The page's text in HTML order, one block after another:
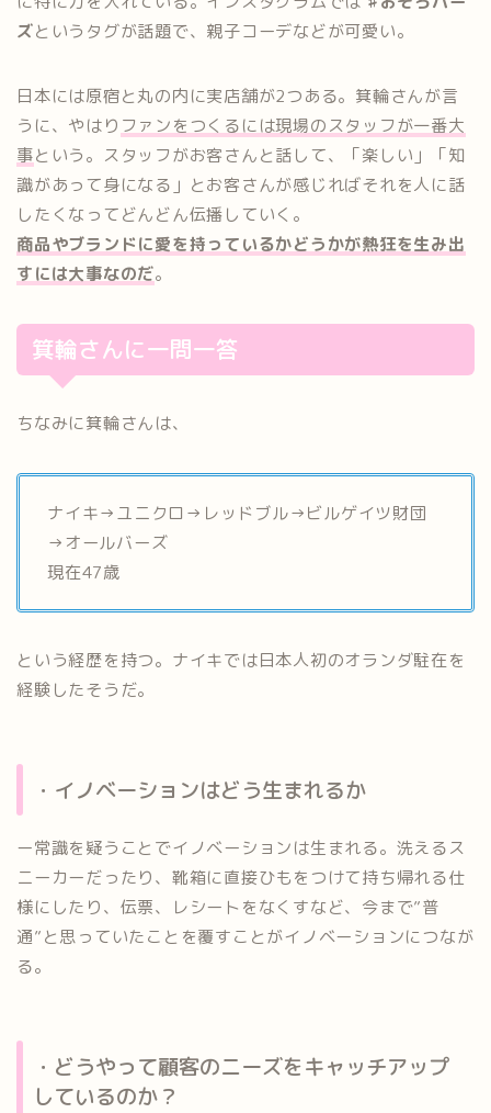
ズというタグが話題で、親子コーデなどが可愛い。
日本には原宿と丸の内に実店舗が2つある。箕輪さんが言
うに、やはり ファンをつくるには現場のスタッフが一番大
事という。スタッフがお客さんと話して、「楽しい」「知
識があって身になる」とお客さんが感じればそれを人に話
したくなってどんどん伝播していく。
商品やブランドに愛を持っているかどうかが熱狂を生み出
すには大事なのだ。
箕輪さんに一問一答
ちなみに箕輪さんは、
ナイキ→ユニクロ→レッドブル→ビルゲイツ財団
→オールバーズ
現在47歳
という経歴を持つ。ナイキでは日本人初のオランダ駐在を
経験したそうだ。
・イノベーションはどう生まれるか
ー常識を疑うことでイノベーションは生まれる。洗えるス
ニーカーだったり、靴箱に直接ひもをつけて持ち帰れる仕
様にしたり、伝票、レシートをなくすなど、今まで”普
通”と思っていたことを覆すことがイノベーションにつなが
る。
・どうやって顧客のニーズをキャッチアップ
しているのか？